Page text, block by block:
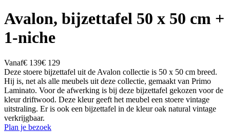
Avalon, bijzettafel 50 x 50 cm +
1-niche
Vanaf€ 139€ 129
Deze stoere bijzettafel uit de Avalon collectie is 50 x 50 cm breed.
Hij is, net als alle meubels uit deze collectie, gemaakt van Primo
Laminato. Voor de afwerking is bij deze bijzettafel gekozen voor de
kleur driftwood. Deze kleur geeft het meubel een stoere vintage
uitstraling. Er is ook een bijzettafel in de kleur oak natural vintage
verkrijgbaar.
Plan je bezoek